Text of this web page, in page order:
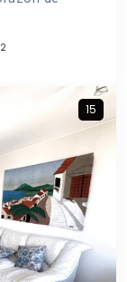
2
15